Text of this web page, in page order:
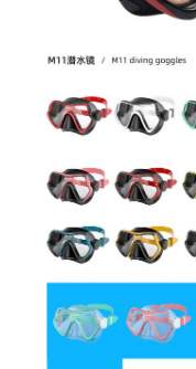
Σπίτι
Προϊόντα
Βίντεο
Σχετικά με εμάς